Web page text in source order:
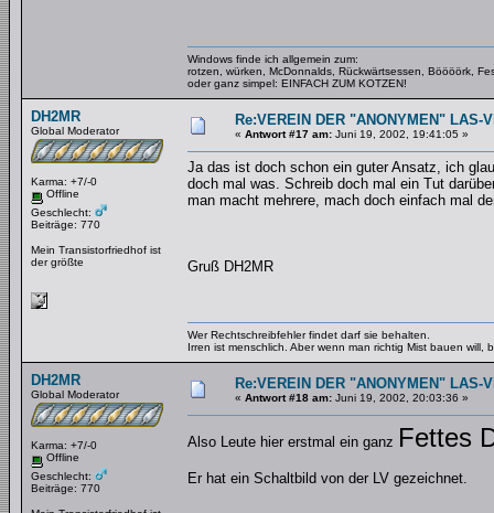
Windows finde ich allgemein zum:
rotzen, würken, McDonnalds, Rückwärtsessen, Böööörk,
oder ganz simpel: EINFACH ZUM KOTZEN!
DH2MR
Global Moderator
Karma: +7/-0
Offline
Geschlecht:
Beiträge: 770
Mein Transistorfriedhof ist
der größte
Re:VEREIN DER "ANONYMEN" LAS-
« Antwort #17 am: Juni 19, 2002, 19:41:05 »
Ja das ist doch schon ein guter Ansatz, ich
doch mal was. Schreib doch mal ein Tut
man macht mehrere, mach doch einfach mal
Gruß DH2MR
Wer Rechtschreibfehler findet darf sie behalten.
Irren ist menschlich. Aber wenn man richtig Mist bauen will,
DH2MR
Global Moderator
Karma: +7/-0
Offline
Geschlecht:
Beiträge: 770
Re:VEREIN DER "ANONYMEN" LAS-
« Antwort #18 am: Juni 19, 2002, 20:03:36 »
Also Leute hier erstmal ein ganz Fettes
Er hat ein Schaltbild von der LV gezeichnet.